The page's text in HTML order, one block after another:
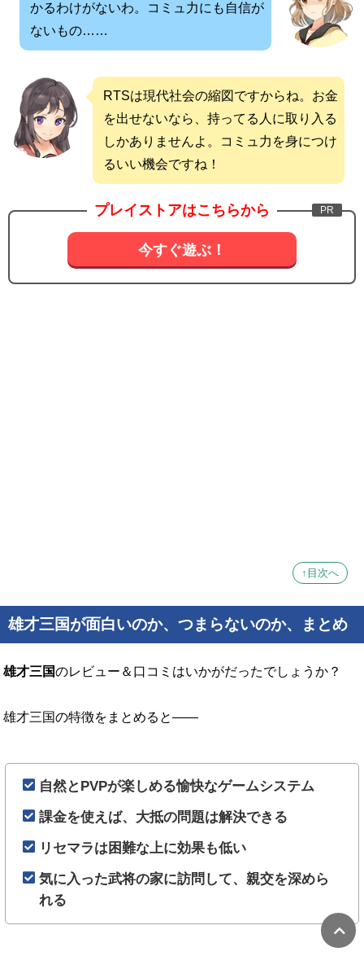
かるわけがないわ。コミュ力にも自信が
ないもの……
RTSは現代社会の縮図ですからね。お金
を出せないなら、持ってる人に取り入る
しかありませんよ。コミュ力を身につけ
るいい機会ですね！
プレイストアはこちらから
今すぐ遊ぶ！
↑目次へ
雄才三国が面白いのか、つまらないのか、まとめ
雄才三国のレビュー＆口コミはいかがだったでしょうか？
雄才三国の特徴をまとめると――
自然とPVPが楽しめる愉快なゲームシステム
課金を使えば、大抵の問題は解決できる
リセマラは困難な上に効果も低い
気に入った武将の家に訪問して、親交を深めら
れる